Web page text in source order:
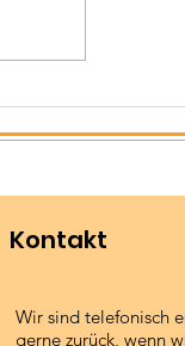
Erfolgreiche
Kontakt
Wir sind telefonisch
gerne zurück, wenn